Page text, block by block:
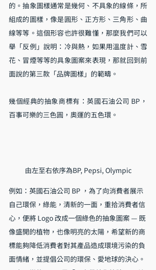
的。抽象圖樣通常是幾何、不具象的線條，所
組成的圖樣，像是圓形、正方形、三角形、曲
線等等。這個形容也許很難懂，那麼我們可以
舉「反例」說明：冷與熱，如果用溫度計、雪
花、冒煙等等的具象圖案來表現，那就回到前
面說的第三款「品牌圖樣」的範疇。
幾個經典的抽象商標有：英國石油公司 BP，
百事可樂的三色圓，奧運的五色環。
由左至右依序為BP, Pepsi, Olympic
例如：英國石油公司 BP ，為了向消費者展示
自己環保，綠能，清新的一面，重拾消費者信
心，便將 Logo 改成一個綠色的抽象圖案 — 既
像盛開的植物，也像明亮的太陽，希望新的商
標能夠降低消費者對其產品造成環境污染的負
面情緒，並提倡公司的環保、愛地球的決心。